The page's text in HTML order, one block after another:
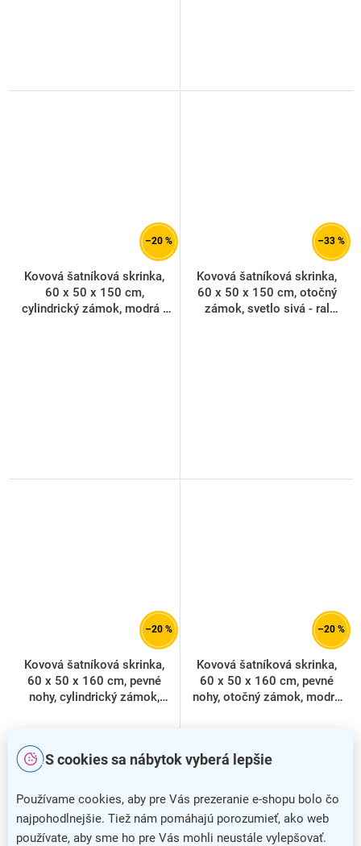
S cookies sa nábytok vyberá lepšie
Používame cookies, aby pre Vás prezeranie e-shopu bolo čo
najpohodlnejšie. Tiež nám pomáhajú porozumieť, ako web
používate, aby sme ho pre Vás mohli neustále vylepšovať.
–20 %
Kovová šatníková skrinka,
60 x 50 x 150 cm,
cylindrický zámok, modrá -
–33 %
Kovová šatníková skrinka,
60 x 50 x 150 cm, otočný
zámok, svetlo sivá - ral
–20 %
Kovová šatníková skrinka,
60 x 50 x 160 cm, pevné
nohy, cylindrický zámok,
–20 %
Kovová šatníková skrinka,
60 x 50 x 160 cm, pevné
nohy, otočný zámok, modrá